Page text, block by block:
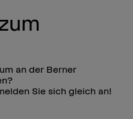
an der Berner
Sie sich gleich an!